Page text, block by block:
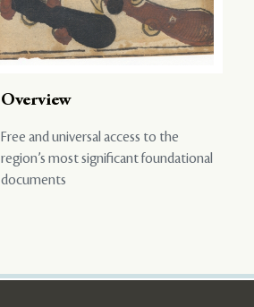
Overview
Free and universal access to the
region’s most significant foundational
documents